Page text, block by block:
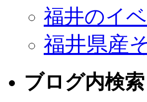
福井のイ
福井県産
ブログ内検索